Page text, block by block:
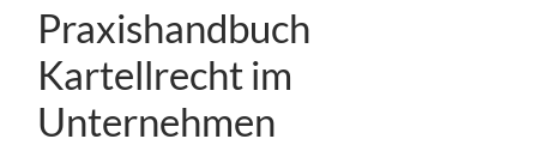
Praxishandbuch
Kartellrecht im
Unternehmen